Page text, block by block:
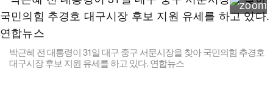
박근혜 전 대통령이 31일 대구 중구 서문시장을 찾아 국민의힘 추경호
대구시장 후보 지원 유세를 하고 있다. 연합뉴스